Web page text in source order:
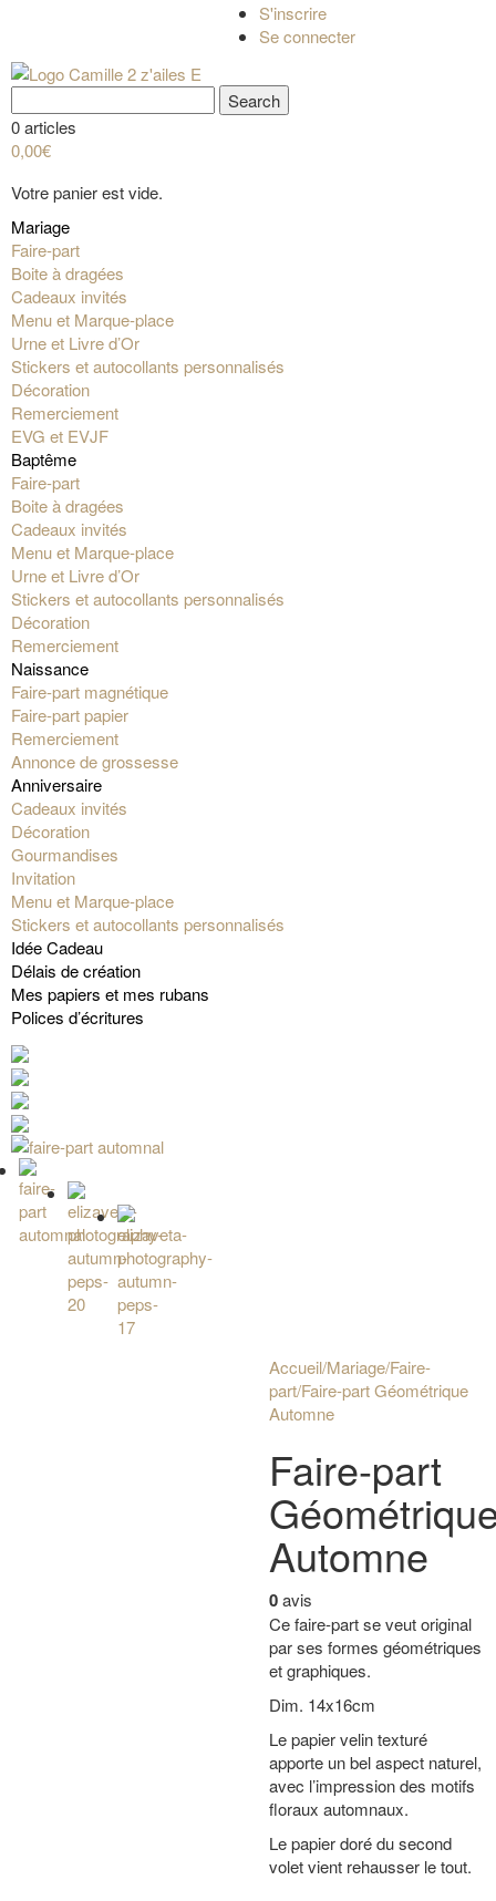
S'inscrire
Se connecter
0 articles
0,00€
Votre panier est vide.
Mariage
Faire-part
Boite à dragées
Cadeaux invités
Menu et Marque-place
Urne et Livre d’Or
Stickers et autocollants personnalisés
Décoration
Remerciement
EVG et EVJF
Baptême
Faire-part
Boite à dragées
Cadeaux invités
Menu et Marque-place
Urne et Livre d’Or
Stickers et autocollants personnalisés
Décoration
Remerciement
Naissance
Faire-part magnétique
Faire-part papier
Remerciement
Annonce de grossesse
Anniversaire
Cadeaux invités
Décoration
Gourmandises
Invitation
Menu et Marque-place
Stickers et autocollants personnalisés
Idée Cadeau
Délais de création
Mes papiers et mes rubans
Polices d’écritures
Accueil/Mariage/Faire-
part/Faire-part Géométrique
Automne
Faire-part
Automne
0avis
Ce faire-part se veut original
par ses formes géométriques
et graphiques.
Dim. 14x16cm
Le papier velin texturé
apporte un bel aspect naturel,
avec l’impression des motifs
floraux automnaux.
Le papier doré du second
volet vient rehausser le tout.